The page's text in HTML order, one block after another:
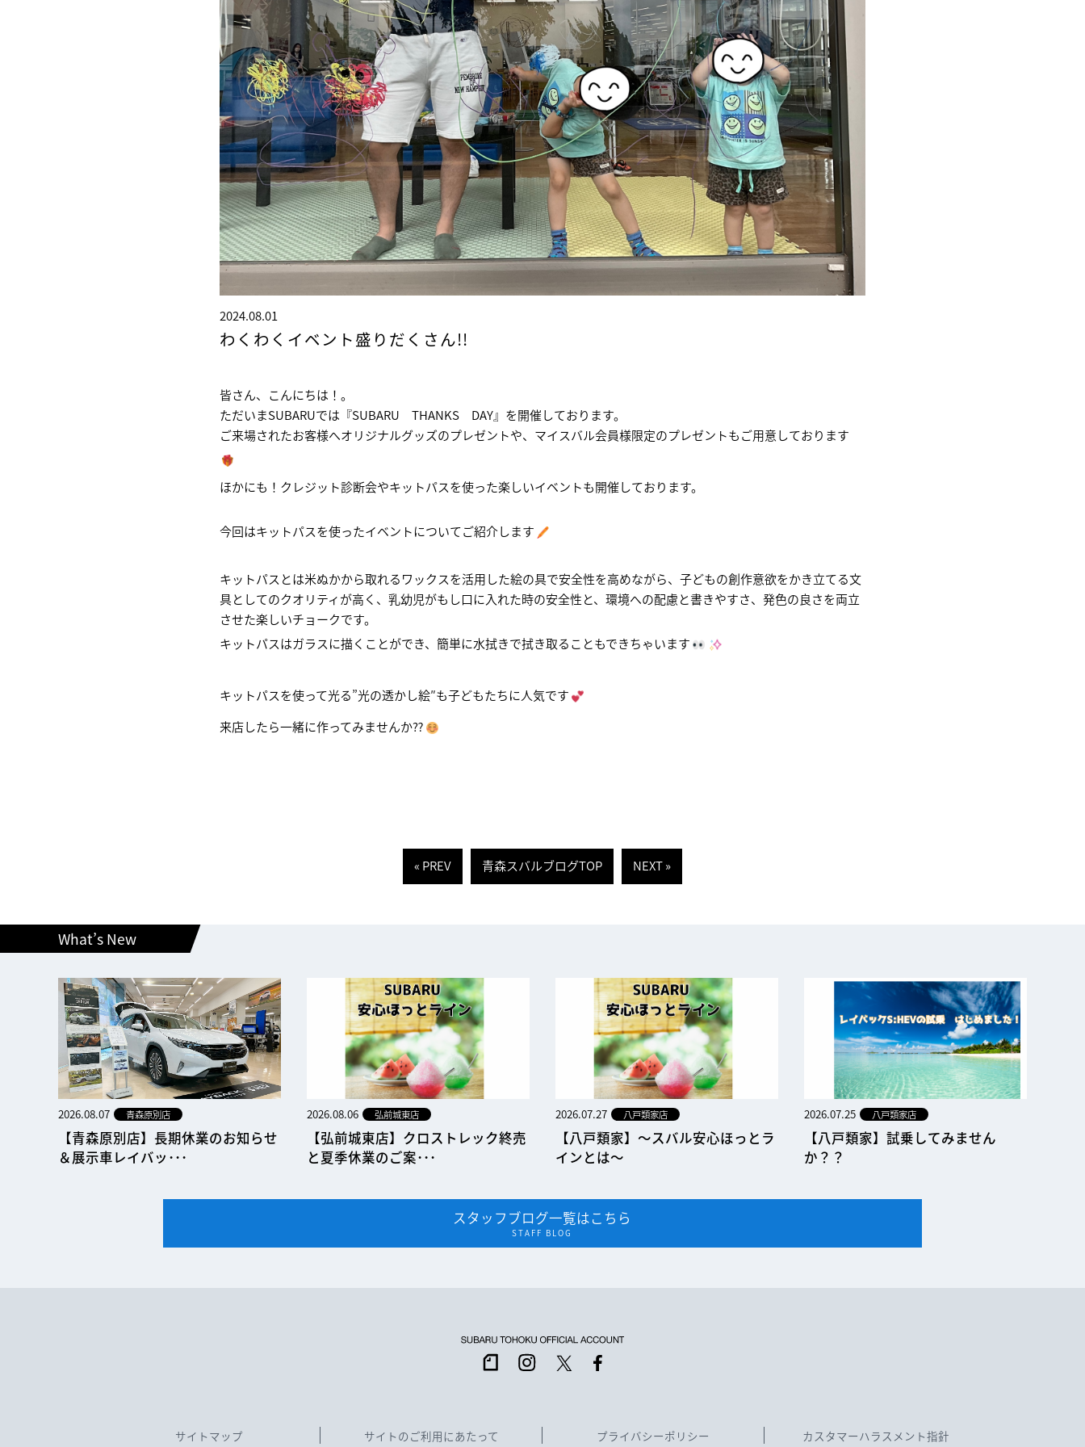
2024.08.01
わくわくイベント盛りだくさん!!
皆さん、こんにちは！。
ただいまSUBARUでは『SUBARU THANKS DAY』を開催しております。
ご来場されたお客様へオリジナルグッズのプレゼントや、マイスバル会員様限定のプレゼントもご用意しております
ほかにも！クレジット診断会やキットパスを使った楽しいイベントも開催しております。
今回はキットパスを使ったイベントについてご紹介します
キットパスとは米ぬかから取れるワックスを活用した絵の具で安全性を高めながら、子どもの創作意欲をかき立てる文
具としてのクオリティが高く、乳幼児がもし口に入れた時の安全性と、環境への配慮と書きやすさ、発色の良さを両立
させた楽しいチョークです。
キットパスはガラスに描くことができ、簡単に水拭きで拭き取ることもできちゃいます
キットパスを使って光る”光の透かし絵″も子どもたちに人気です
来店したら一緒に作ってみませんか⁇
« PREV 青森スバルブログTOP NEXT »
What’s New
2026.08.07 青森原別店
【青森原別店】長期休業のお知らせ
＆展示車レイバッ･･･
2026.08.06 弘前城東店
【弘前城東店】クロストレック終売
と夏季休業のご案･･･
2026.07.27 八戸類家店
【八戸類家】～スバル安心ほっとラ
インとは～
2026.07.25 八戸類家店
【八戸類家】試乗してみません
か？？
スタッフブログ一覧はこちら
STAFF BLOG
サイトマップ サイトのご利用にあたって プライバシーポリシー カスタマーハラスメント指針